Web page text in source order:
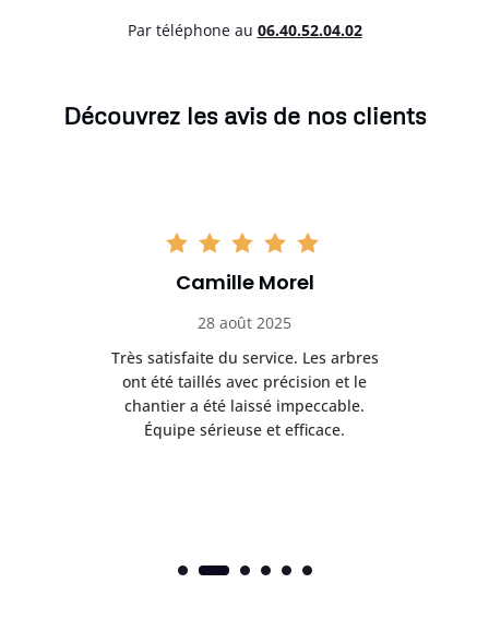
Par téléphone au 06.40.52.04.02
Découvrez les avis de nos clients
Camille Morel
28 août 2025
Très satisfaite du service. Les arbres
ont été taillés avec précision et le
chantier a été laissé impeccable.
Équipe sérieuse et efficace.